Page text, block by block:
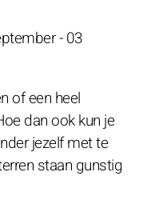
- 03
of een heel
dan ook kun je
jezelf met te
staan gunstig